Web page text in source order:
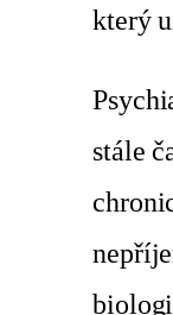
který
stále